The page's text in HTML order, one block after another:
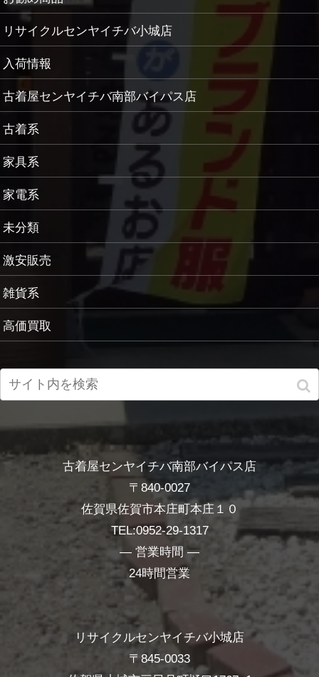
リサイクルセンヤイチバ小城店
入荷情報
古着屋センヤイチバ南部バイパス店
古着系
家具系
家電系
未分類
激安販売
雑貨系
高価買取
古着屋センヤイチバ南部バイパス店
〒840-0027
佐賀県佐賀市本庄町本庄１０
TEL:0952-29-1317
― 営業時間 ―
24時間営業
リサイクルセンヤイチバ小城店
〒845-0033